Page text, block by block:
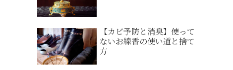
【カビ予防と消臭】使って
ないお線香の使い道と捨て
方